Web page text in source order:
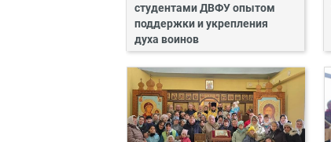
студентами ДВФУ опытом
поддержки и укрепления
духа воинов